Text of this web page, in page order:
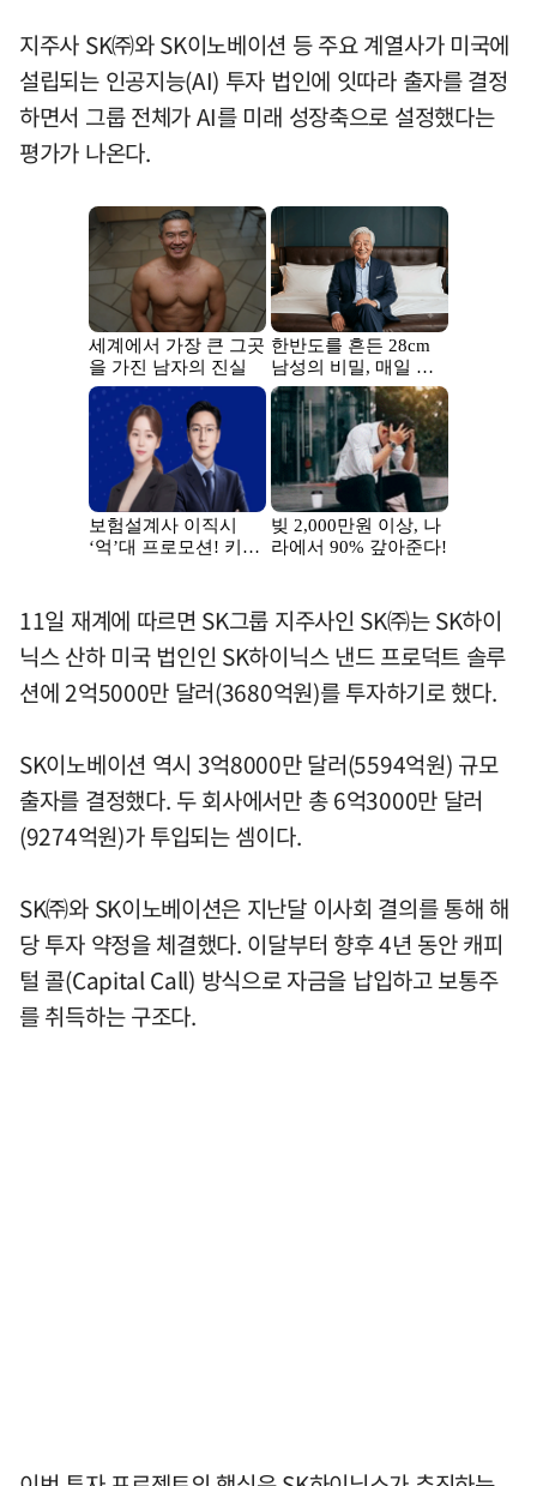
지주사 SK㈜와 SK이노베이션 등 주요 계열사가 미국에
설립되는 인공지능(AI) 투자 법인에 잇따라 출자를 결정
하면서 그룹 전체가 AI를 미래 성장축으로 설정했다는
평가가 나온다.
11일 재계에 따르면 SK그룹 지주사인 SK㈜는 SK하이
닉스 산하 미국 법인인 SK하이닉스 낸드 프로덕트 솔루
션에 2억5000만 달러(3680억원)를 투자하기로 했다.
SK이노베이션 역시 3억8000만 달러(5594억원) 규모
출자를 결정했다. 두 회사에서만 총 6억3000만 달러
(9274억원)가 투입되는 셈이다.
SK㈜와 SK이노베이션은 지난달 이사회 결의를 통해 해
당 투자 약정을 체결했다. 이달부터 향후 4년 동안 캐피
털 콜(Capital Call) 방식으로 자금을 납입하고 보통주
를 취득하는 구조다.